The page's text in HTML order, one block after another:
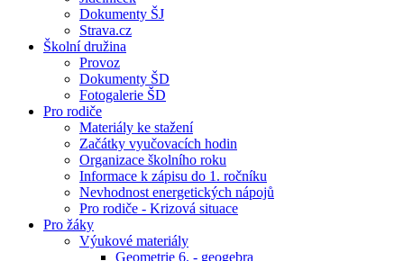
Dokumenty ŠJ
Strava.cz
Školní družina
Provoz
Dokumenty ŠD
Fotogalerie ŠD
Pro rodiče
Materiály ke stažení
Začátky vyučovacích hodin
Organizace školního roku
Informace k zápisu do 1. ročníku
Nevhodnost energetických nápojů
Pro rodiče - Krizová situace
Pro žáky
Výukové materiály
Geometrie 6. - geogebra